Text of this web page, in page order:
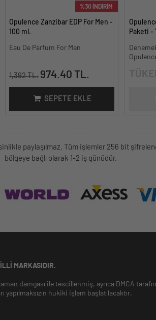
%30 İNDİRİM
Opulence Zanzibar EDP For Men -
100 ml.
Eau De Parfum For Men
1,392 TL. 974.40 TL.
SEPETE EKLE
Paketi -
paylaşılmaz. Tüm işlemler 256 bit
bölgeye bağlı olarak 1-2 iş günüdür.
MARKASIDIR.
damgası ile tescillenmiş, ayrıca DMCA
hukiki işlem başlatılacaktır.